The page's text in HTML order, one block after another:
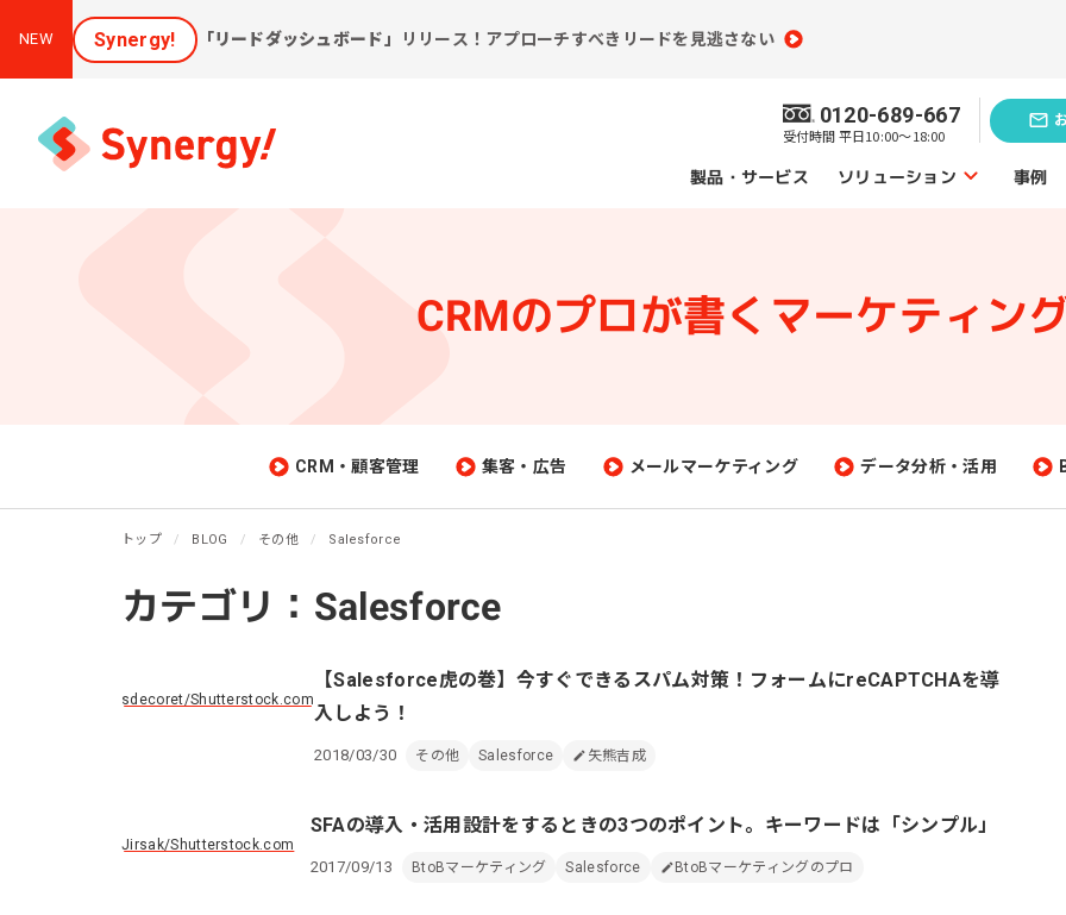
NEW Synergy! 「リードダッシュボード」 リリース！アプローチすべきリードを見逃さない
0120-689-667
受付時間 平日10:00～18:00
製品・サービス ソリューション
見込み顧客に買ってほしい
リピーターを増やしたい
優良顧客との関係を強めたい
休眠顧客に戻ってきてほしい
[休眠顧客掘り起こしソリューション]
課題発見のソリューション
レビューデータ分析
業務効率化のソリュー
広告運用代行
Webサイト制作
事例
CRMのプロが書く マーケティン
CRM・顧客管理 集客・広告 メールマーケティング データ分析・活用
トップ BLOG その他 Salesforce
カテゴリ：Salesforce
sdecoret/Shutterstock.com
【Salesforce虎の巻】今すぐできるスパム対策！フォームにreCAPTCHAを導
入しよう！
2018/03/30 その他 Salesforce 矢熊吉成
Jirsak/Shutterstock.com
SFAの導入・活用設計をするときの3つのポイント。キーワードは「シンプル」
2017/09/13 BtoBマーケティング Salesforce BtoBマーケティングのプロ